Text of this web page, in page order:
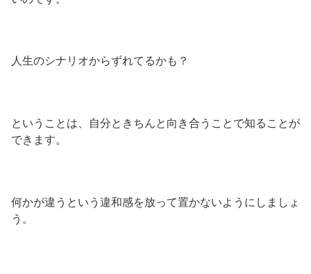
人生のシナリオからずれてるかも？
ということは、自分ときちんと向き合うことで知ることが
できます。
何かが違うという違和感を放って置かないようにしましょ
う。